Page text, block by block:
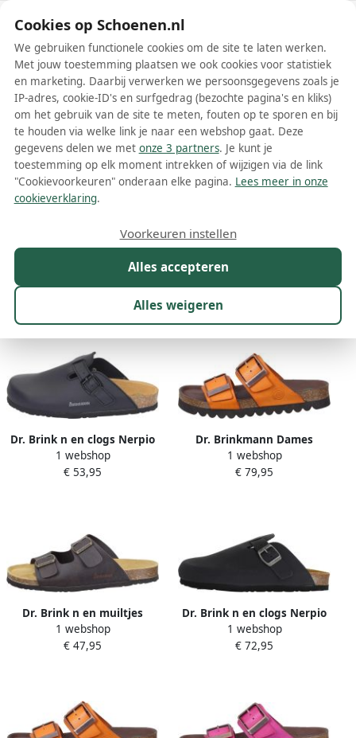
Schoenen.nl
Wis filters Alle filters
Dr. Brinkmann damesschoenen
Meer lezen
Kleur Prijs
59 resultaten:
Dr. Brink n en clogs Nerpio
1 webshop
€ 53,95
Dr. Brinkmann Dames
muiltjes Bonillo
1 webshop
€ 79,95
Dr. Brink n en muiltjes
Bonillo
1 webshop
€ 47,95
Dr. Brink n en clogs Nerpio
1 webshop
€ 72,95
Cookies op Schoenen.nl
We gebruiken functionele cookies om de site te laten werken.
Met jouw toestemming plaatsen we ook cookies voor statistiek
en marketing. Daarbij verwerken we persoonsgegevens zoals je
IP-adres, cookie-ID's en surfgedrag (bezochte pagina's en kliks)
om het gebruik van de site te meten, fouten op te sporen en bij
te houden via welke link je naar een webshop gaat. Deze
gegevens delen we met onze 3 partners. Je kunt je
toestemming op elk moment intrekken of wijzigen via de link
"Cookievoorkeuren" onderaan elke pagina. Lees meer in onze
cookieverklaring.
Alles accepteren
Alles weigeren
Voorkeuren instellen